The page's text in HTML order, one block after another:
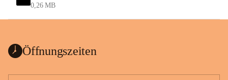
0,26 MB
Öffnungszeiten